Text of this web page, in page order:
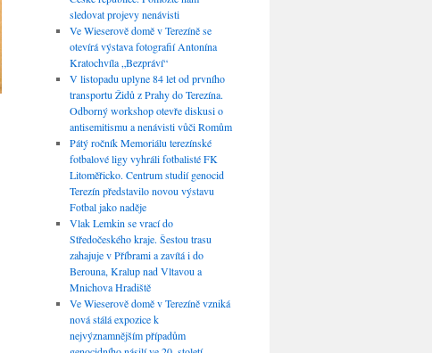
sledovat projevy nenávisti
Ve Wieserově domě v Terezíně se
otevírá výstava fotografií Antonína
Kratochvíla „Bezpráví“
V listopadu uplyne 84 let od prvního
transportu Židů z Prahy do Terezína.
Odborný workshop otevře diskusi o
antisemitismu a nenávisti vůči Romům
Pátý ročník Memoriálu terezínské
fotbalové ligy vyhráli fotbalisté FK
Litoměřicko. Centrum studií genocid
Terezín představilo novou výstavu
Fotbal jako naděje
Vlak Lemkin se vrací do
Středočeského kraje. Šestou trasu
zahajuje v Příbrami a zavítá i do
Berouna, Kralup nad Vltavou a
Mnichova Hradiště
Ve Wieserově domě v Terezíně vzniká
nová stálá expozice k
nejvýznamnějším případům